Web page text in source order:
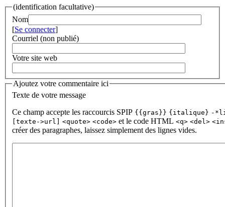
(identification facultative)
Nom
[Se connecter]
Courriel (non publié)
Votre site web
Ajoutez votre commentaire ici
Texte de votre message
Ce champ accepte les raccourcis SPIP {{gras}} {italique} -
[texte->url]
<quote> <code> et le code HTML <q> <del>
créer des paragraphes, laissez simplement des lignes vides.